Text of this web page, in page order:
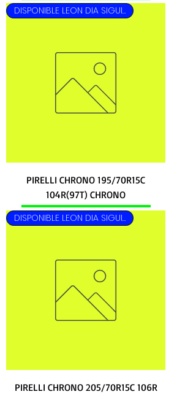
DISPONIBLE LEON DIA SIGUIENTE
PIRELLI CHRONO 195/70R15C
104R(97T) CHRONO
DISPONIBLE LEON DIA SIGUIENTE
PIRELLI CHRONO 205/70R15C 106R